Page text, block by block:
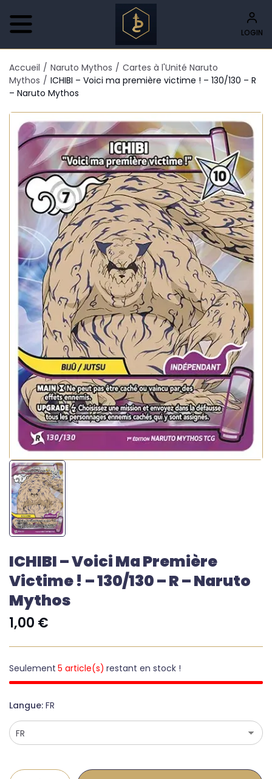
LOGIN
Accueil / Naruto Mythos / Cartes à l'Unité Naruto
Mythos / ICHIBI – Voici ma première victime ! – 130/130 – R
– Naruto Mythos
ICHIBI – Voici Ma Première
Victime ! – 130/130 – R – Naruto
Mythos
1,00 €
Seulement 5 article(s) restant en stock !
Langue FR